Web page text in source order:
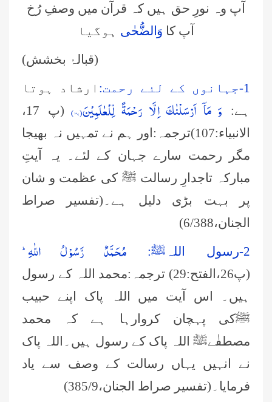
آپ وہ نورِ حق ہیں کہ قرآن میں وصفِ رُخ
آپ کا وَالضُّحٰی ہوگیا
(قبالۂ بخشش)
1-جہانوں کے لئے رحمت:
ارشاد ہوتا
ہے:
وَ مَاۤ اَرْسَلْنٰكَ اِلَّا رَحْمَةً لِّلْعٰلَمِیْنَ(۱۰۷)
(پ 17،
الانبیاء:107)ترجمہ:اور ہم نے تمہیں نہ بھیجا
مگر رحمت سارے جہان کے لئے۔ یہ آیتِ
مبارکہ تاجدارِ رسالت ﷺ کی عظمت و شان
پر بہت بڑی دلیل ہے۔(تفسیر صراط
الجنان،6/388
)
2-رسول اللہﷺ:
مُحَمَّدٌ رَّسُوْلُ اللّٰهِؕ-
(پ26،الفتح:29) ترجمہ:محمد اللہ کے رسول
ہیں۔ اس آیت میں اللہ پاک اپنے حبیب
ﷺکی پہچان کروارہا ہے کہ محمد
مصطفٰےﷺ اللہ پاک کے رسول ہیں۔اللہ پاک
نے انہیں یہاں رسالت کے وصف سے یاد
فرمایا۔(تفسیر صراط الجنان،9/
(385